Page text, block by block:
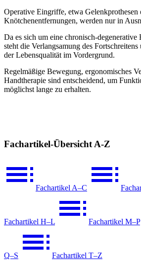
Operative Eingriffe, etwa Gelenkprothesen
Knötchenentfernungen, werden nur in
Da es sich um eine chronisch-degenerative
steht die Verlangsamung des
der Lebensqualität im Vordergrund.
Regelmäßige Bewegung, ergonomisches
Handtherapie sind entscheidend, um
möglichst lange zu erhalten.
Fachartikel-Übersicht A-Z
Fachartikel A–C
Fachartikel H–L Fachartikel M–P
Q–S Fachartikel T–Z